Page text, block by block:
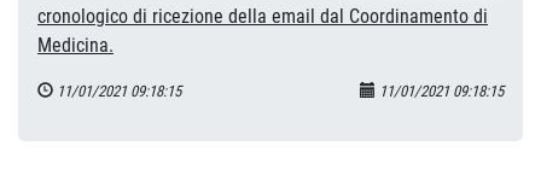
cronologico di ricezione della email dal Coordinamento di
Medicina.
11/01/2021 09:18:15 11/01/2021 09:18:15